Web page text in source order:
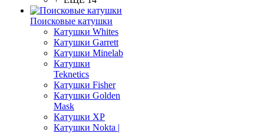
Поисковые катушки
Катушки Whites
Катушки Garrett
Катушки Minelab
Катушки
Teknetics
Катушки Fisher
Катушки Golden
Mask
Катушки XP
Катушки Nokta |